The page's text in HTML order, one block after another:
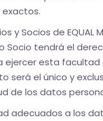
y Socios de
o Socio tendrá el
esta
será el único y
de los datos
adecuados a los